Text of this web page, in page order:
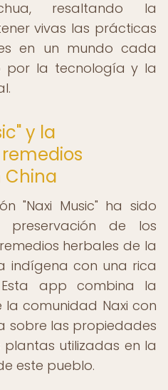
resaltando la
vivas las prácticas
en un mundo cada
por la tecnología y la
y la
China
"Naxi Music" ha sido
de los
herbales de la
indígena con una rica
app combina la
comunidad Naxi con
sobre las propiedades
utilizadas en la
este pueblo.